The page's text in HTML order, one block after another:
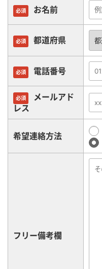
必須 お名前
必須 都道府県
必須 電話番号
必須
メールアド
レス
希望連絡方法
フリー備考欄